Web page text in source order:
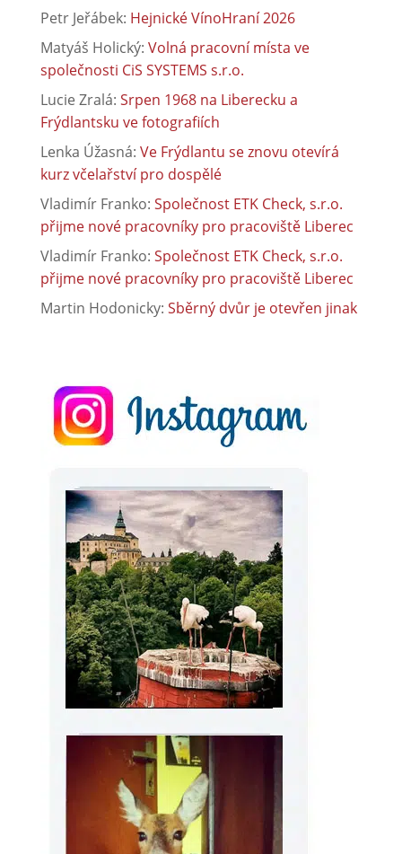
Petr Jeřábek: Hejnické VínoHraní 2026
Matyáš Holický: Volná pracovní místa ve
společnosti CiS SYSTEMS s.r.o.
Lucie Zralá: Srpen 1968 na Liberecku a
Frýdlantsku ve fotografiích
Lenka Úžasná: Ve Frýdlantu se znovu otevírá
kurz včelařství pro dospělé
Vladimír Franko: Společnost ETK Check, s.r.o.
přijme nové pracovníky pro pracoviště Liberec
Vladimír Franko: Společnost ETK Check, s.r.o.
přijme nové pracovníky pro pracoviště Liberec
Martin Hodonicky: Sběrný dvůr je otevřen jinak